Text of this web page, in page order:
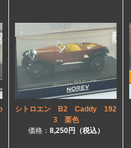
シトロエン B2 Caddy 192
3 栗色
価格： 8,250円（税込）